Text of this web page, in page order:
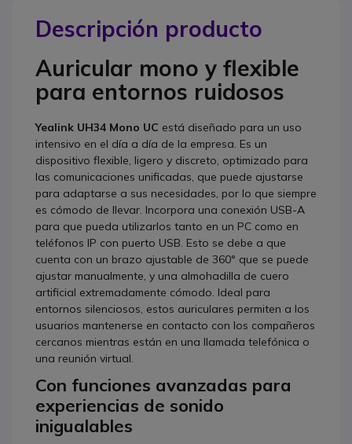
Descripción producto
Auricular mono y flexible
para entornos ruidosos
Yealink UH34 Mono UC está diseñado para un uso
intensivo en el día a día de la empresa. Es un
dispositivo flexible, ligero y discreto, optimizado para
las comunicaciones unificadas, que puede ajustarse
para adaptarse a sus necesidades, por lo que siempre
es cómodo de llevar. Incorpora una conexión USB-A
para que pueda utilizarlos tanto en un PC como en
teléfonos IP con puerto USB. Esto se debe a que
cuenta con un brazo ajustable de 360° que se puede
ajustar manualmente, y una almohadilla de cuero
artificial extremadamente cómodo. Ideal para
entornos silenciosos, estos auriculares permiten a los
usuarios mantenerse en contacto con los compañeros
cercanos mientras están en una llamada telefónica o
una reunión virtual.
Con funciones avanzadas para
experiencias de sonido
inigualables